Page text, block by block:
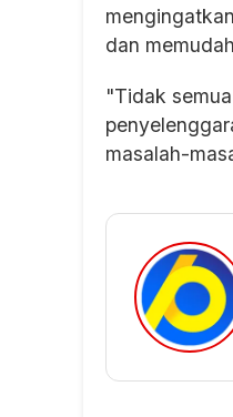
dan
"Tidak
masalah-